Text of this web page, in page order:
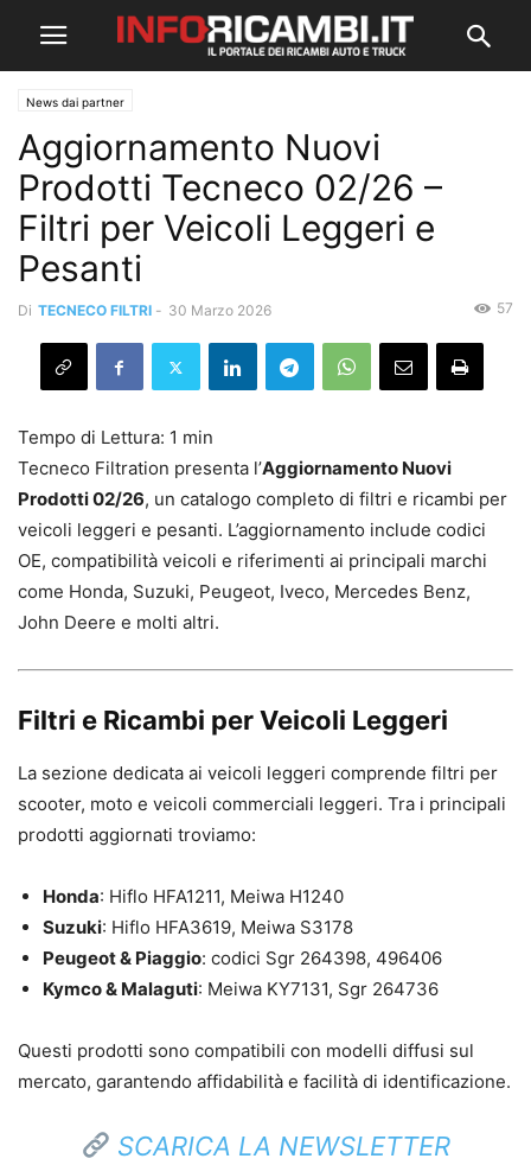
News dai partner
Aggiornamento Nuovi
Prodotti Tecneco 02/26 –
Filtri per Veicoli Leggeri e
Pesanti
Di TECNECO FILTRI - 30 Marzo 2026 57
Tecneco Filtration presenta l’Aggiornamento Nuovi
Prodotti 02/26, un catalogo completo di filtri e ricambi per
veicoli leggeri e pesanti. L’aggiornamento include codici
OE, compatibilità veicoli e riferimenti ai principali marchi
come Honda, Suzuki, Peugeot, Iveco, Mercedes Benz,
John Deere e molti altri.
Filtri e Ricambi per Veicoli Leggeri
La sezione dedicata ai veicoli leggeri comprende filtri per
scooter, moto e veicoli commerciali leggeri. Tra i principali
prodotti aggiornati troviamo:
Honda: Hiflo HFA1211, Meiwa H1240
Suzuki: Hiflo HFA3619, Meiwa S3178
Peugeot & Piaggio: codici Sgr 264398, 496406
Kymco & Malaguti: Meiwa KY7131, Sgr 264736
Questi prodotti sono compatibili con modelli diffusi sul
mercato, garantendo affidabilità e facilità di identificazione.
SCARICA LA NEWSLETTER